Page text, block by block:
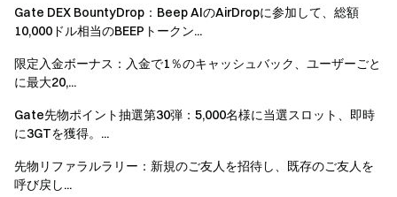
1の報酬はリベート券（30日間有効、リベート比率
20%）；福祉2の報酬は先物バウチャー
報酬はイベント終了後14営業日以内に配布されます。
マーケットメーカー、法人および機関アカウント、
アフィリエイト/エージェントアカウントおよびサブア
フィリエイト/サブエージェントアカウント、パートナ
のイベントに参加する資格がありません。
Gate DEX BountyDrop：Beep AIのAirDropに参加して、総額
10,000ドル相当のBEEPトークン...
限定入金ボーナス：入金で1％のキャッシュバック、ユーザーごと
に最大20,...
Gate先物ポイント抽選第30弾：5,000名様に当選スロット、即時
に3GTを獲得。...
先物リファラルラリー：新規のご友人を招待し、既存のご友人を
呼び戻し...